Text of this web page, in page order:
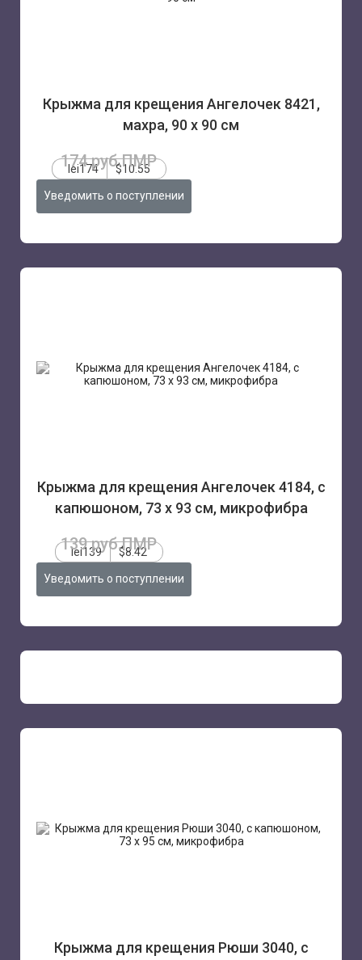
Крыжма для крещения Ангелочек 8421,
махра, 90 х 90 см
174 руб.ПМР
lei174 $10.55
Уведомить о поступлении
Крыжма для крещения Ангелочек 4184, с
капюшоном, 73 х 93 см, микрофибра
139 руб.ПМР
lei139 $8.42
Уведомить о поступлении
Крыжма для крещения Рюши 3040, с